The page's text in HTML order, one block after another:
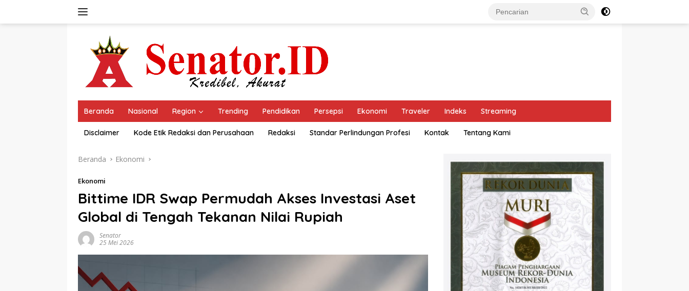
Beranda Nasional Region Trending Pendidikan Persepsi Ekonomi Traveler Indeks Streaming
Disclaimer Kode Etik Redaksi dan Perusahaan Redaksi Standar Perlindungan Profesi Kontak Tentang Kami
Beranda Ekonomi
Ekonomi
Bittime IDR Swap Permudah Akses Investasi Aset
Global di Tengah Tekanan Nilai Rupiah
Senator
25 Mei 2026